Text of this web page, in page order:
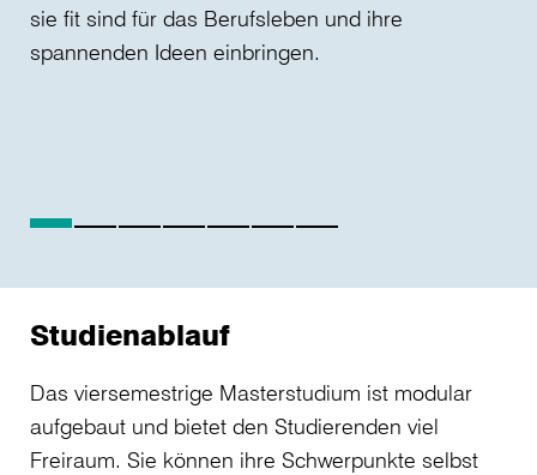
sie fit sind für das Berufsleben und ihre
spannenden Ideen einbringen.
Studienablauf
Das viersemestrige Masterstudium ist modular
aufgebaut und bietet den Studierenden viel
Freiraum. Sie können ihre Schwerpunkte selbst